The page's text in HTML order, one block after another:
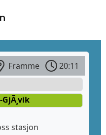
Framme
20:11
stasjon